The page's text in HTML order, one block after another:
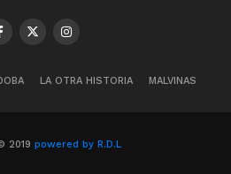
LA OTRA HISTORIA MALVINAS
2019 powered by R.D.L